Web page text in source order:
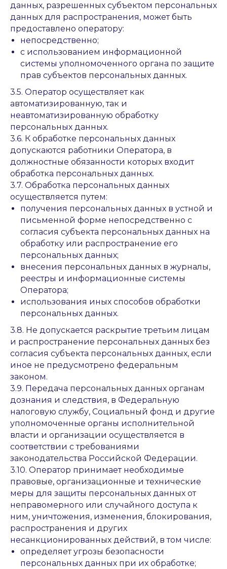
данных, разрешенных субъектом персональных
данных для распространения, может быть
предоставлено оператору:
непосредственно;
с использованием информационной
системы уполномоченного органа по защите
прав субъектов персональных данных.
3.5. Оператор осуществляет как
автоматизированную, так и
неавтоматизированную обработку
персональных данных.
3.6. К обработке персональных данных
допускаются работники Оператора, в
должностные обязанности которых входит
обработка персональных данных.
3.7. Обработка персональных данных
осуществляется путем:
получения персональных данных в устной и
письменной форме непосредственно с
согласия субъекта персональных данных на
обработку или распространение его
персональных данных;
внесения персональных данных в журналы,
реестры и информационные системы
Оператора;
использования иных способов обработки
персональных данных.
3.8. Не допускается раскрытие третьим лицам
и распространение персональных данных без
согласия субъекта персональных данных, если
иное не предусмотрено федеральным
законом.
3.9. Передача персональных данных органам
дознания и следствия, в Федеральную
налоговую службу, Социальный фонд и другие
уполномоченные органы исполнительной
власти и организации осуществляется в
соответствии с требованиями
законодательства Российской Федерации.
3.10. Оператор принимает необходимые
правовые, организационные и технические
меры для защиты персональных данных от
неправомерного или случайного доступа к
ним, уничтожения, изменения, блокирования,
распространения и других
несанкционированных действий, в том числе:
определяет угрозы безопасности
персональных данных при их обработке;